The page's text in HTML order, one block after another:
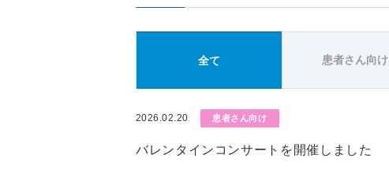
全て 患者さん向け
2026.02.20 患者さん向け
バレンタインコンサートを開催しました